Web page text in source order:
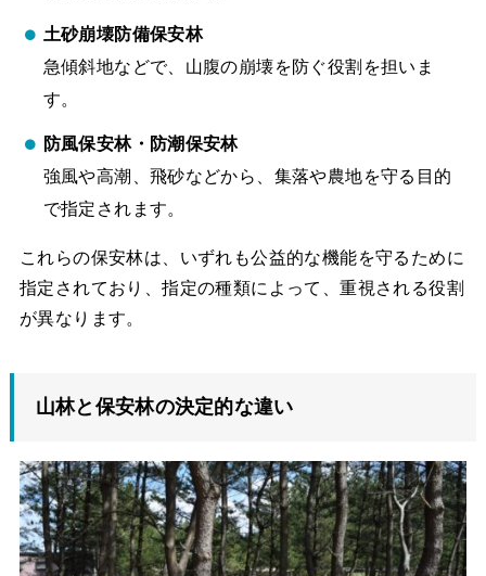
土砂崩壊防備保安林
急傾斜地などで、山腹の崩壊を防ぐ役割を担いま
す。
防風保安林・防潮保安林
強風や高潮、飛砂などから、集落や農地を守る目的
で指定されます。
これらの保安林は、いずれも公益的な機能を守るために
指定されており、指定の種類によって、重視される役割
が異なります。
山林と保安林の決定的な違い